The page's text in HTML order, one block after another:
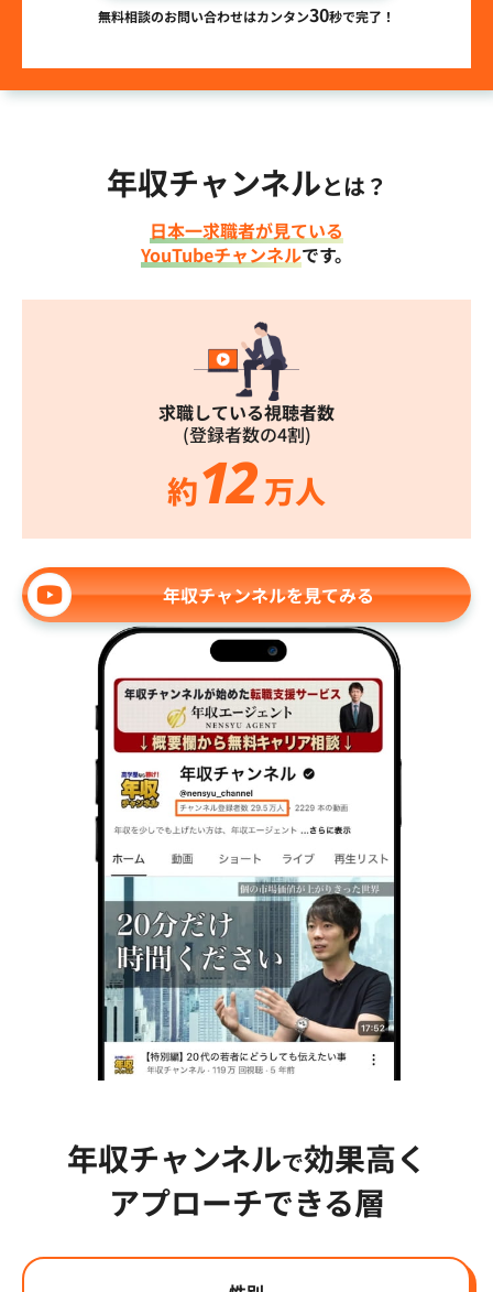
無料相談のお問い合わせはカンタン30秒で完了！
年収チャンネルとは？
日本一求職者が見ている
YouTubeチャンネルです。
求職している視聴者数
(登録者数の4割)
約12 万人
年収チャンネルを見てみる
年収チャンネルで効果高く
アプローチできる層